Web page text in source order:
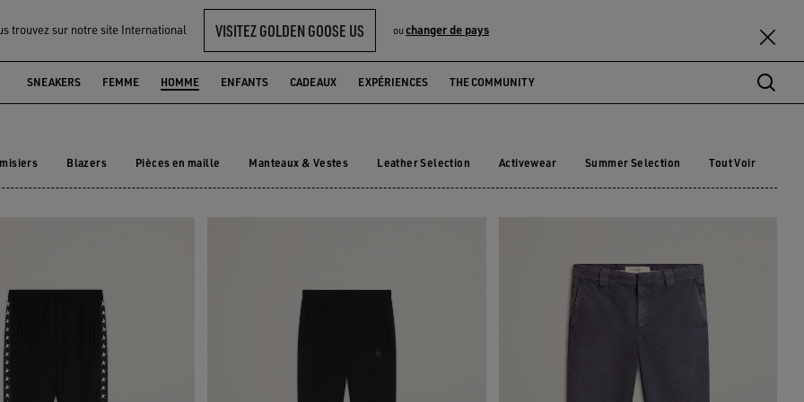
trouvez sur notre site International VISITEZ GOLDEN GOOSE US ou changer de pays
SNEAKERS FEMME HOMME ENFANTS CADEAUX EXPÉRIENCES THE COMMUNITY
Blazers Pièces en maille Manteaux & Vestes Leather Selection Activewear Summer Selection Tout Voir